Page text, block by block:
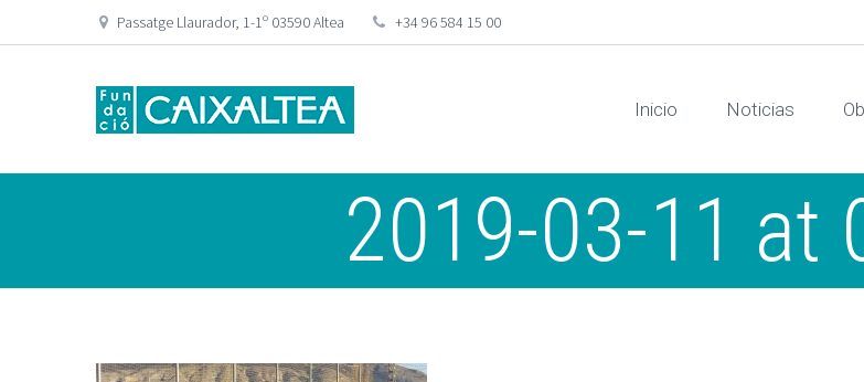
Passatge Llaurador, 1-1º 03590 Altea +34 96 584 15 00
Inicio Noticias
2019-03-11 at